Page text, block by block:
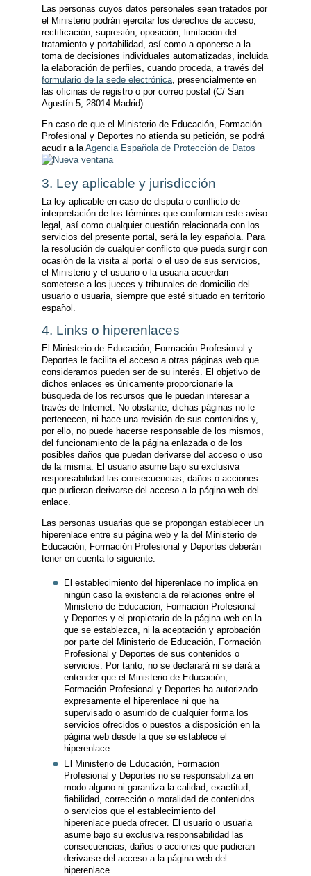
Las personas cuyos datos personales sean tratados por
el Ministerio podrán ejercitar los derechos de acceso,
rectificación, supresión, oposición, limitación del
tratamiento y portabilidad, así como a oponerse a la
toma de decisiones individuales automatizadas, incluida
la elaboración de perfiles, cuando proceda, a través del
formulario de la sede electrónica , presencialmente en
las oficinas de registro o por correo postal (C/ San
Agustín 5, 28014 Madrid).
En caso de que el Ministerio de Educación, Formación
Profesional y Deportes no atienda su petición, se podrá
acudir a la Agencia Española de Protección de Datos
3. Ley aplicable y jurisdicción
La ley aplicable en caso de disputa o conflicto de
interpretación de los términos que conforman este aviso
legal, así como cualquier cuestión relacionada con los
servicios del presente portal, será la ley española. Para
la resolución de cualquier conflicto que pueda surgir con
ocasión de la visita al portal o el uso de sus servicios,
el Ministerio y el usuario o la usuaria acuerdan
someterse a los jueces y tribunales de domicilio del
usuario o usuaria, siempre que esté situado en territorio
español.
4. Links o hiperenlaces
El Ministerio de Educación, Formación Profesional y
Deportes le facilita el acceso a otras páginas web que
consideramos pueden ser de su interés. El objetivo de
dichos enlaces es únicamente proporcionarle la
búsqueda de los recursos que le puedan interesar a
través de Internet. No obstante, dichas páginas no le
pertenecen, ni hace una revisión de sus contenidos y,
por ello, no puede hacerse responsable de los mismos,
del funcionamiento de la página enlazada o de los
posibles daños que puedan derivarse del acceso o uso
de la misma. El usuario asume bajo su exclusiva
responsabilidad las consecuencias, daños o acciones
que pudieran derivarse del acceso a la página web del
enlace.
Las personas usuarias que se propongan establecer un
hiperenlace entre su página web y la del Ministerio de
Educación, Formación Profesional y Deportes deberán
tener en cuenta lo siguiente:
El establecimiento del hiperenlace no implica en
ningún caso la existencia de relaciones entre el
Ministerio de Educación, Formación Profesional
y Deportes y el propietario de la página web en la
que se establezca, ni la aceptación y aprobación
por parte del Ministerio de Educación, Formación
Profesional y Deportes de sus contenidos o
servicios. Por tanto, no se declarará ni se dará a
entender que el Ministerio de Educación,
Formación Profesional y Deportes ha autorizado
expresamente el hiperenlace ni que ha
supervisado o asumido de cualquier forma los
servicios ofrecidos o puestos a disposición en la
página web desde la que se establece el
hiperenlace.
El Ministerio de Educación, Formación
Profesional y Deportes no se responsabiliza en
modo alguno ni garantiza la calidad, exactitud,
fiabilidad, corrección o moralidad de contenidos
o servicios que el establecimiento del
hiperenlace pueda ofrecer. El usuario o usuaria
asume bajo su exclusiva responsabilidad las
consecuencias, daños o acciones que pudieran
derivarse del acceso a la página web del
hiperenlace.